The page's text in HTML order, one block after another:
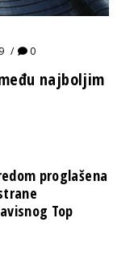
0
najboljim
proglašena
Top